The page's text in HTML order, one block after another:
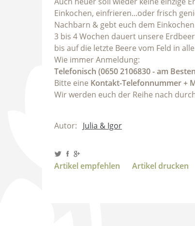
Einkochen, einfrieren...oder frisch
Nachbarn & gebt euch dem
3 bis 4 Wochen dauert unsere
bis auf die letzte Beere vom Feld in
Wie immer Anmeldung:
Telefonisch (0650 2106830 - am
Bitte eine Kontakt-Telefonnummer +
Wir werden euch der Reihe nach
Autor: Julia & Igor
Artikel empfehlen Artikel drucken